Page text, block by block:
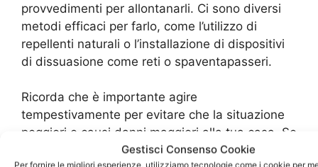
Gestisci Consenso Cookie
Per fornire le migliori esperienze, utilizziamo tecnologie come i cookie per
provvedimenti per allontanarli. Ci sono diversi
metodi efficaci per farlo, come l’utilizzo di
repellenti naturali o l’installazione di dispositivi
di dissuasione come reti o spaventapasseri.
Ricorda che è importante agire
tempestivamente per evitare che la situazione
peggiori e causi danni maggiori alla tua casa. Se
hai bisogno di aiuto, puoi contattare un